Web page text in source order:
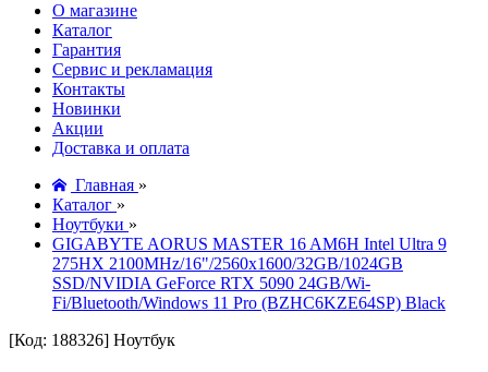
О магазине
Каталог
Гарантия
Сервис и рекламация
Контакты
Новинки
Акции
Доставка и оплата
Главная »
Каталог »
Ноутбуки »
GIGABYTE AORUS MASTER 16 AM6H Intel Ultra 9
275HX 2100MHz/16"/2560x1600/32GB/1024GB
SSD/NVIDIA GeForce RTX 5090 24GB/Wi-
Fi/Bluetooth/Windows 11 Pro (BZHC6KZE64SP) Black
[Код: 188326] Ноутбук